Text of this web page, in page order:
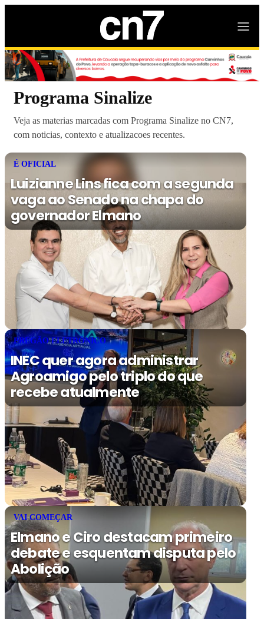
Programa Sinalize
Veja as materias marcadas com Programa Sinalize no CN7,
com noticias, contexto e atualizacoes recentes.
É OFICIAL
Luizianne Lins fica com a segunda
vaga ao Senado na chapa do
governador Elmano
PREGÃO ELETRÔNICO
INEC quer agora administrar
Agroamigo pelo triplo do que
recebe atualmente
VAI COMEÇAR
Elmano e Ciro destacam primeiro
debate e esquentam disputa pelo
Abolição